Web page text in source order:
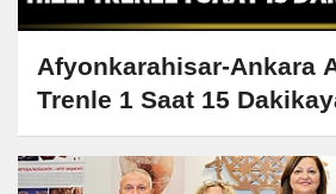
Afyonkarahisar-Ankara
Trenle 1 Saat 15